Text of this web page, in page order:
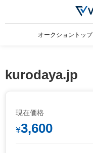
オークショントップ
kurodaya.jp
現在価格
¥3,600